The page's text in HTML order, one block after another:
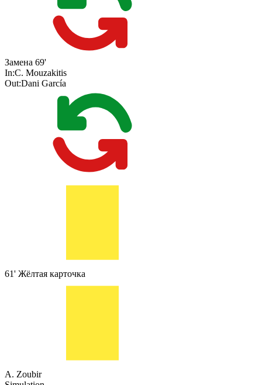
Замена 69'
In:C. Mouzakitis
Out:Dani García
61' Жёлтая карточка
A. Zoubir